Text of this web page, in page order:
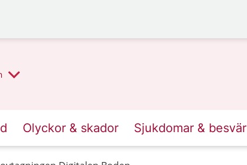
Olyckor & skador Sjukdomar & besvär